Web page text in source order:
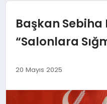
EĞITIM
EKONOMI
SAĞLIK
Başkan
“Salonlara
20 Mayıs 2025